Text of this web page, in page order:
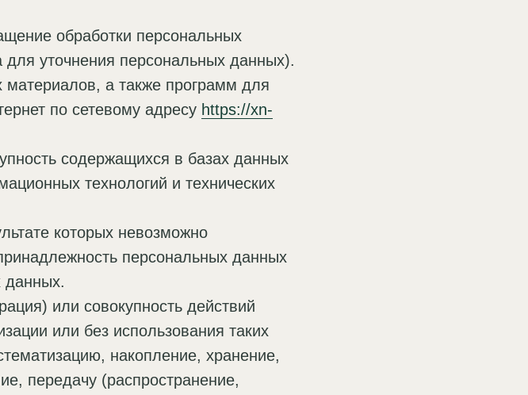
обработки персональных
уточнения персональных данных).
а также программ для
по сетевому адресу https://xn-
содержащихся в базах данных
технологий и технических
которых невозможно
персональных данных
данных.
или совокупность действий
или без использования таких
накопление, хранение,
передачу (распространение,